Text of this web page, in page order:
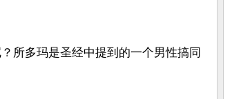
所多玛是圣经中提到的一个男性搞同